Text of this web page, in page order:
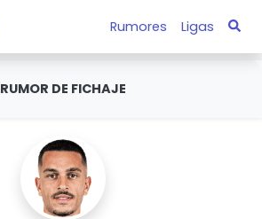
Rumores Ligas
RUMOR DE FICHAJE